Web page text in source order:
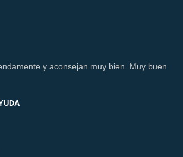
y aconsejan muy bien. Muy buen